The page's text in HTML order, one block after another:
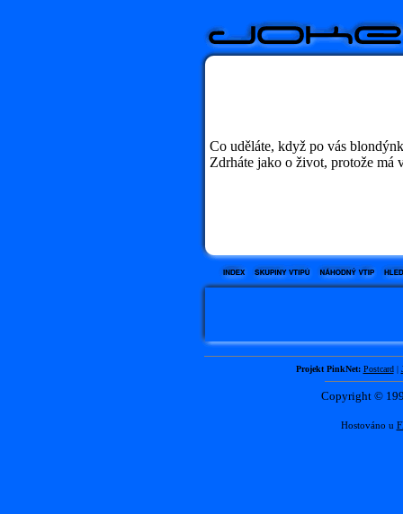
Co uděláte, když po vás
Zdrháte jako o život, protože má
Projekt PinkNet: Postcard|
Copyright ©
Hostováno u